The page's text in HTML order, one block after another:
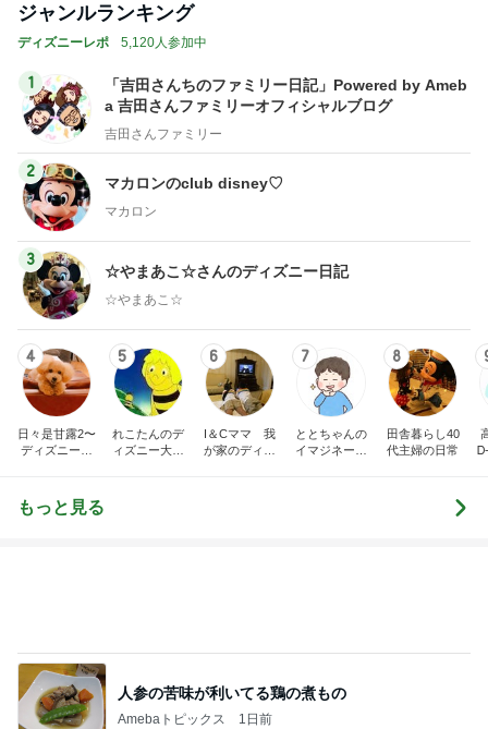
ジャンルランキング
ディズニーレポ 5,120人参加中
1
「吉田さんちのファミリー日記」Powered by Ameb
a 吉田さんファミリーオフィシャルブログ
吉田さんファミリー
2
マカロンのclub disney♡
マカロン
3
☆やまあこ☆さんのディズニー日記
☆やまあこ☆
4
日々是甘露2〜
ディズニー風
5
れこたんのデ
ィズニー大好
6
I＆Cママ 我
が家のディズ
7
ととちゃんの
イマジネーシ
8
田舎暮らし40
代主婦の日常
もっと見る
人参の苦味が利いてる鶏の煮もの
Amebaトピックス 1日前